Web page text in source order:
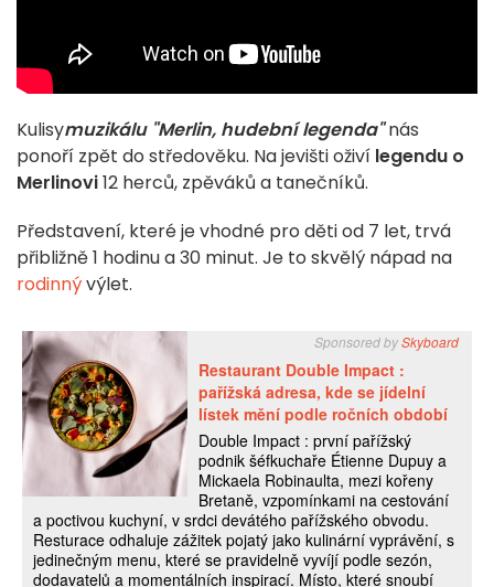
Kulisymuzikálu "Merlin, hudební legenda"nás
ponoří zpět do středověku. Na jevišti oživí legendu o
Merlinovi12 herců, zpěváků a tanečníků.
Představení, které je vhodné pro děti od 7 let, trvá
přibližně 1 hodinu a 30 minut. Je to skvělý nápad na
rodinnývýlet.